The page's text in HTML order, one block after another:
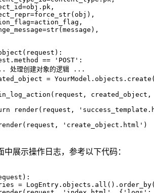
str(message),
( request ):
== 'POST' :
处理创建对象的逻辑 ...
=
render(request,
'create_object.html' )
展示操作日志，参考以下代码：
):
= LogEntry.objects.
all